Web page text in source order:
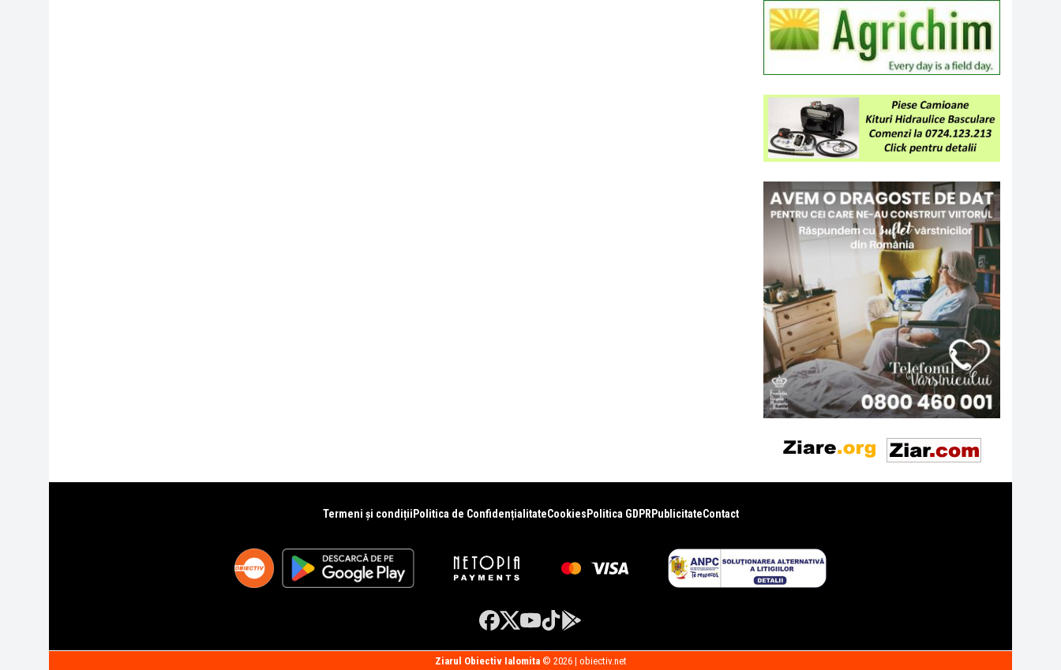
Termeni și condiții Politica de ConfidențialitateCookies Politica GDPR PublicitateContact
Ziarul Obiectiv Ialomita© 2026 | obiectiv.net